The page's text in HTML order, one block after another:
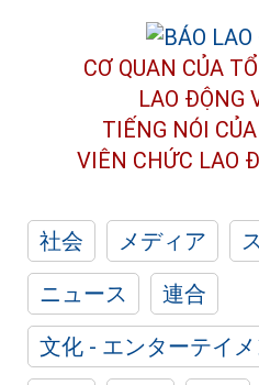
CƠ QUAN CỦA
LAO ĐỘNG
TIẾNG NÓI
VIÊN CHỨC LAO
社会 メディア
ニュース
連合
文化 - エンターテイメ